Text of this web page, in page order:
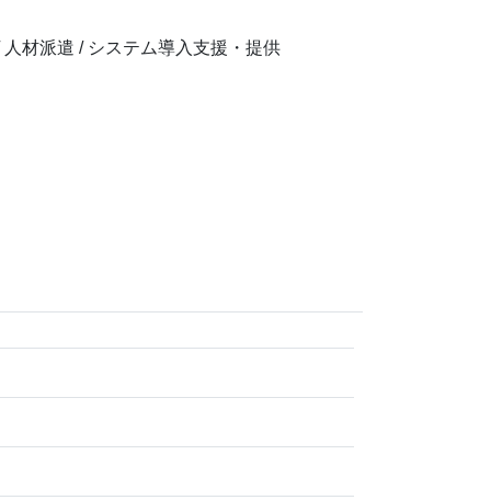
材派遣 / システム導入支援・提供